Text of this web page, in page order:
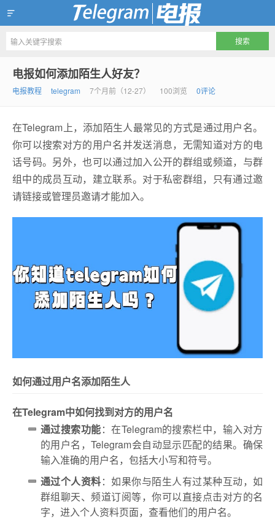
Telegram官方下载资讯网
电报如何添加陌生人好友？
电报教程 telegram 7个月前（12-27） 100浏览 0评论
在Telegram上，添加陌生人最常见的方式是通过用户名。
你可以搜索对方的用户名并发送消息，无需知道对方的电
话号码。另外，也可以通过加入公开的群组或频道，与群
组中的成员互动，建立联系。对于私密群组，只有通过邀
请链接或管理员邀请才能加入。
如何通过用户名添加陌生人
在Telegram中如何找到对方的用户名
通过搜索功能：在Telegram的搜索栏中，输入对方
的用户名，Telegram会自动显示匹配的结果。确保
输入准确的用户名，包括大小写和符号。
通过个人资料：如果你与陌生人有过某种互动，如
群组聊天、频道订阅等，你可以直接点击对方的名
字，进入个人资料页面，查看他们的用户名。